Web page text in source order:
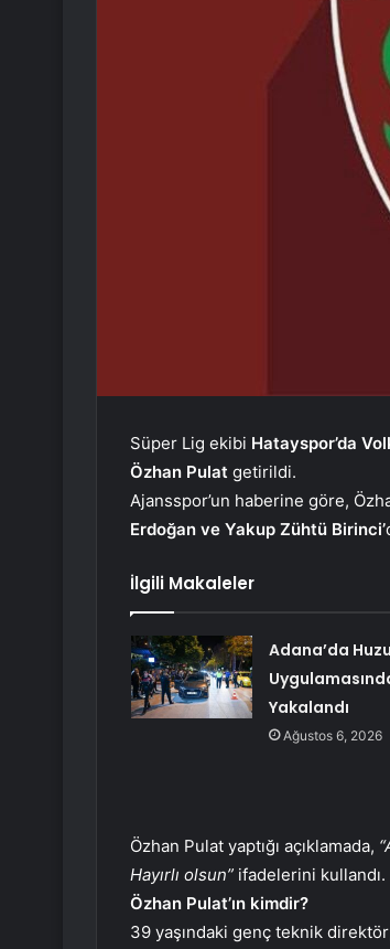
Süper Lig ekibi Hatayspor’da
Özhan Pulat getirildi.
Ajansspor’un haberine göre,
Erdoğan ve Yakup Zühtü Birinci’
İlgili Makaleler
Adana’da
Yakalandı
Ağustos 6, 2026
Özhan Pulat yaptığı açıklamada,
Hayırlı olsun” ifadelerini kullandı.
Özhan Pulat’ın kimdir?
39 yaşındaki genç teknik